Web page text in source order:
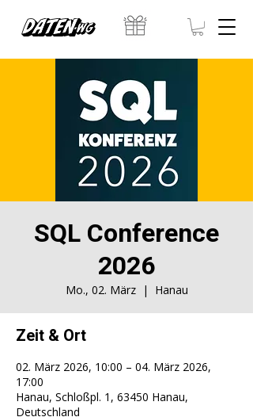
SQL Conference
2026
Mo., 02. März
  |
Hanau
Zeit & Ort
02. März 2026, 10:00 – 04. März 2026,
17:00
Hanau, Schloßpl. 1, 63450 Hanau,
Deutschland